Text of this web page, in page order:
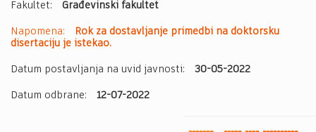
Fakultet: Građevinski fakultet
Napomena:
Rok za dostavljanje primedbi na doktorsku
disertaciju je istekao.
Datum postavljanja na uvid javnosti: 30-05-2022
Datum odbrane: 12-07-2022